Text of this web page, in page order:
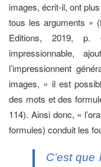
images, écrit-il, ont
tous les arguments »
Editions, 2019, p.
impressionnable,
l’impressionnent
images, « il est
des mots et des
114). Ainsi donc, «
formules) conduit les
C’est